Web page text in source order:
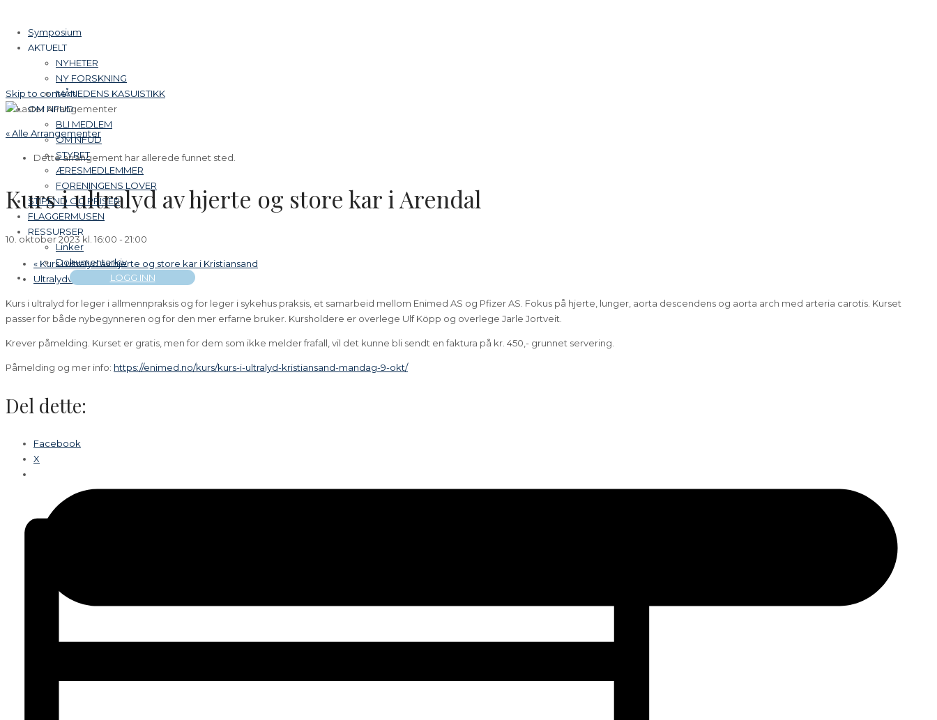
Skip to content
Symposium
AKTUELT
NYHETER
NY FORSKNING
MÅNEDENS KASUISTIKK
OM NFUD
BLI MEDLEM
OM NFUD
STYRET
ÆRESMEDLEMMER
FORENINGENS LOVER
STIPEND OG PRISER
FLAGGERMUSEN
RESSURSER
Linker
Dokumentarkiv
LOGG INN
« Alle Arrangementer
Dette arrangement har allerede funnet sted.
Kurs i ultralyd av hjerte og store kar i Arendal
10. oktober 2023 kl. 16:00 -21:00
« Kurs i ultralyd av hjerte og store kar i Kristiansand
Ultralydveiledede injeksjoner
Kurs i ultralyd for leger i allmennpraksis og for leger i sykehus praksis, et samarbeid mellom Enimed AS og Pfizer AS. Fokus på hjerte, lunger, aorta descendens og aorta arch med arteria carotis. Kurset
passer for både nybegynneren og for den mer erfarne bruker. Kursholdere er overlege Ulf Köpp og overlege Jarle Jortveit.
Krever påmelding. Kurset er gratis, men for dem som ikke melder frafall, vil det kunne bli sendt en faktura på kr. 450,- grunnet servering.
Påmelding og mer info: https://enimed.no/kurs/kurs-i-ultralyd-kristiansand-mandag-9-okt/
Del dette:
Facebook
X